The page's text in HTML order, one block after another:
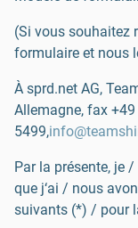
(Si vous souhaitez
formulaire et nous
À sprd.net AG,
Allemagne, fax
5499,
Par la présente, je
que j‘ai / nous
suivants (*) / pour